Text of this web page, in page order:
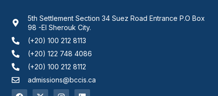
5th Settlement Section 34 Suez Road Entrance P.O Box
98 -El Sherouk City.
(+20) 100 212 8113
(+20) 122 748 4086
(+20) 100 212 8112
admissions@bccis.ca